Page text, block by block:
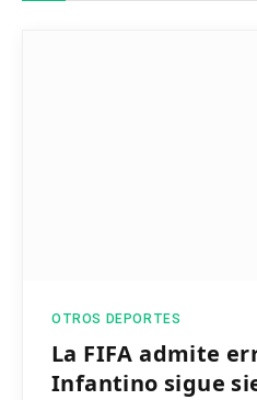
OTROS DEPORTES
La FIFA admite
Infantino sigue